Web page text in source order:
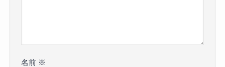
名前 ※